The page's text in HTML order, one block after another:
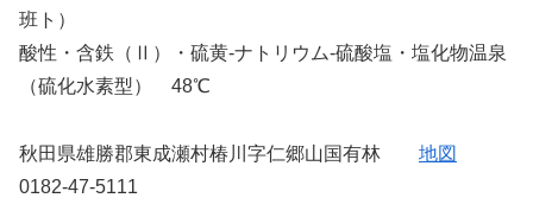
班ト）
酸性・含鉄（Ⅱ）・硫黄-ナトリウム-硫酸塩・塩化物温泉
（硫化水素型） 48℃
秋田県雄勝郡東成瀬村椿川字仁郷山国有林 地図
0182-47-5111